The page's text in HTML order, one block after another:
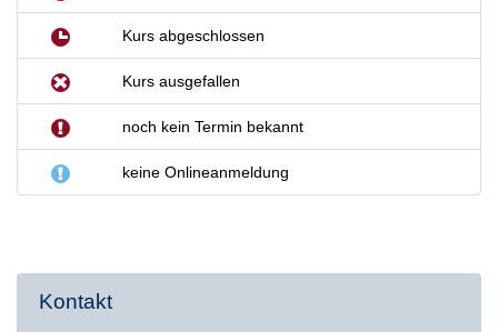
Kurs abgeschlossen
Kurs ausgefallen
noch kein Termin bekannt
keine Onlineanmeldung
Kontakt